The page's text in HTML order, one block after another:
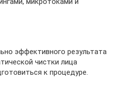
эффективного результата
чистки лица
к процедуре.